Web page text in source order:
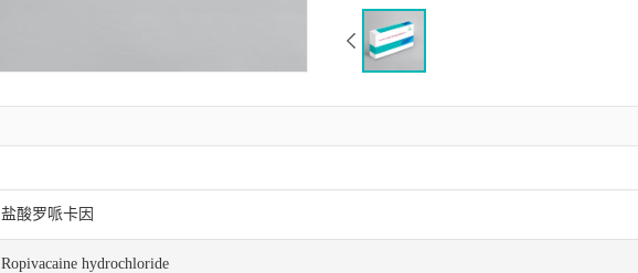
盐酸罗哌卡因
Ropivacaine hydrochloride